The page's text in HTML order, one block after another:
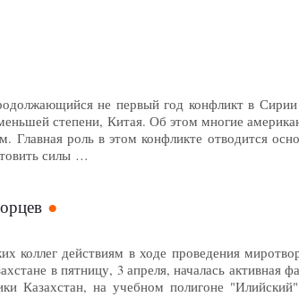
не первый год конфликт в
степени, Китая. Об этом многие
Главная роль в этом конфликте отводится
силы …
коллег действиям в ходе проведения
в пятницу, 3 апреля, началась активная
Казахстан, на учебном полигоне